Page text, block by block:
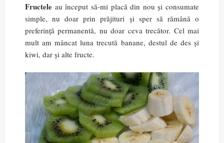
Fructele au început să-mi placă din nou și consumate
simple, nu doar prin prăjituri și sper să rămână o
preferință permanentă, nu doar ceva trecător. Cel mai
mult am mâncat luna trecută banane, destul de des și
kiwi, dar și alte fructe.